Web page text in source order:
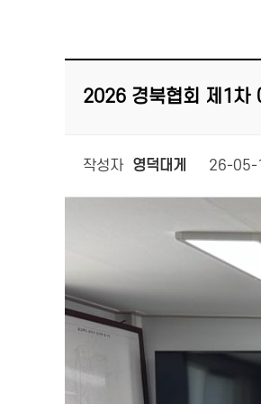
2026 경북협회 제1차
작성자 영덕대게 26-05-